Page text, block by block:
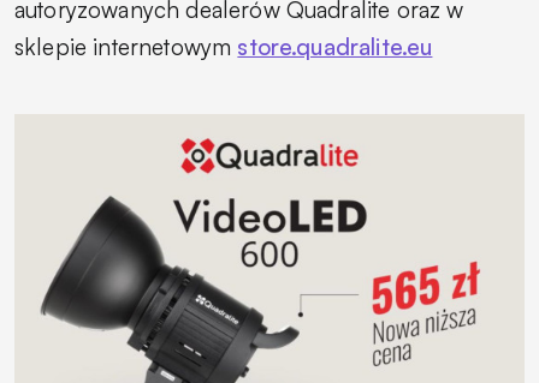
autoryzowanych dealerów Quadralite oraz w
sklepie internetowym store.quadralite.eu